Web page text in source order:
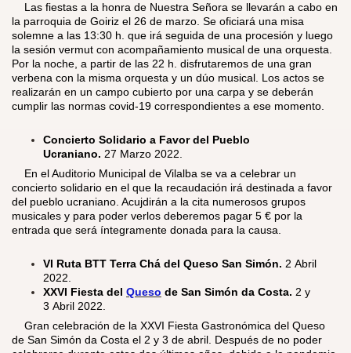
Las fiestas a la honra de Nuestra Señora se llevarán a cabo en
la parroquia de Goiriz el 26 de marzo. Se oficiará una misa
solemne a las 13:30 h. que irá seguida de una procesión y luego
la sesión vermut con acompañamiento musical de una orquesta.
Por la noche, a partir de las 22 h. disfrutaremos de una gran
verbena con la misma orquesta y un dúo musical. Los actos se
realizarán en un campo cubierto por una carpa y se deberán
cumplir las normas covid-19 correspondientes a ese momento.
Concierto Solidario a Favor del Pueblo
Ucraniano. 27 Marzo 2022.
En el Auditorio Municipal de Vilalba se va a celebrar un
concierto solidario en el que la recaudación irá destinada a favor
del pueblo ucraniano. Acujdirán a la cita numerosos grupos
musicales y para poder verlos deberemos pagar 5 € por la
entrada que será íntegramente donada para la causa.
VI Ruta BTT Terra Chá del Queso San Simón. 2 Abril
2022.
XXVI Fiesta del Queso de San Simón da Costa. 2 y
3 Abril 2022.​
Gran celebración de la XXVI Fiesta Gastronómica del Queso
de San Simón da Costa el 2 y 3 de abril. Después de no poder